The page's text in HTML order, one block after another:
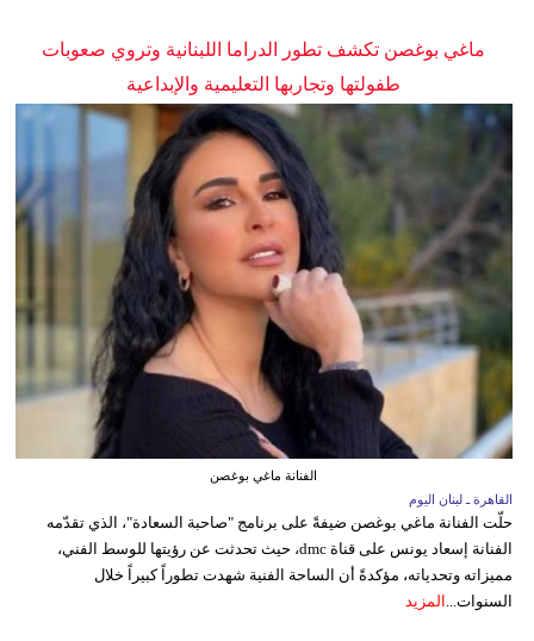
ماغي بوغصن تكشف تطور الدراما اللبنانية وتروي صعوبات
طفولتها وتجاربها التعليمية والإبداعية
الفنانة ماغي بوغصن
القاهرة ـ لبنان اليوم
حلّت الفنانة ماغي بوغصن ضيفةً على برنامج "صاحبة السعادة"، الذي تقدّمه
الفنانة إسعاد يونس على قناة dmc، حيث تحدثت عن رؤيتها للوسط الفني،
مميزاته وتحدياته، مؤكدةً أن الساحة الفنية شهدت تطوراً كبيراً خلال
السنوات... المزيد